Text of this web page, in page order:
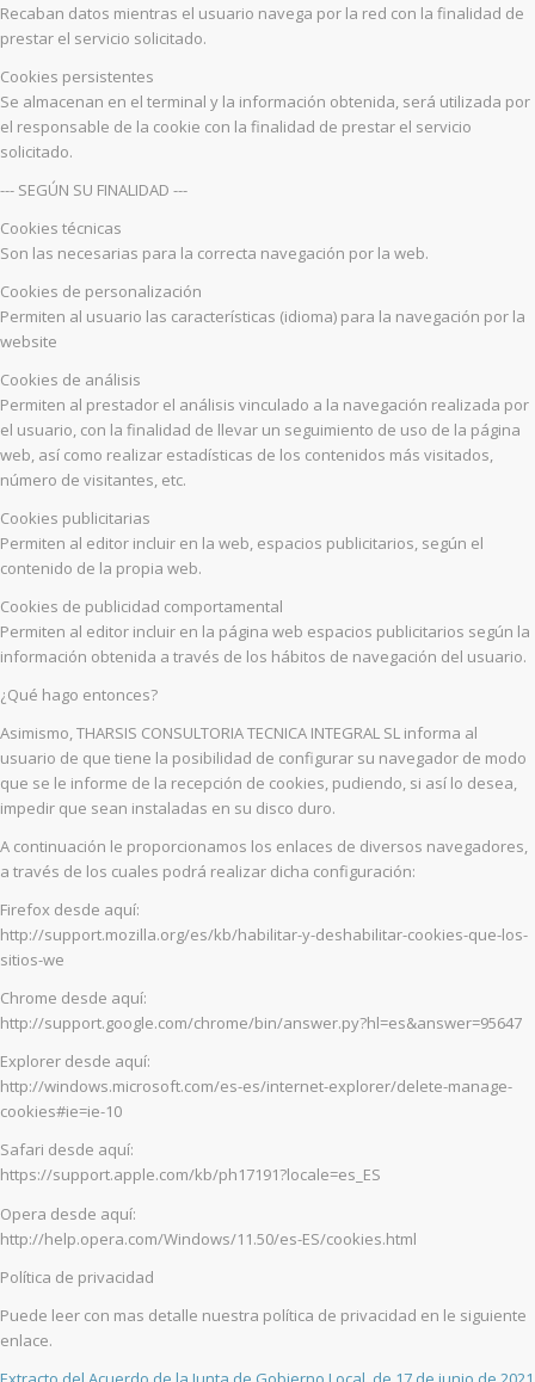
Recaban datos mientras el usuario navega por la red con la finalidad de
prestar el servicio solicitado.
Cookies persistentes
Se almacenan en el terminal y la información obtenida, será utilizada por
el responsable de la cookie con la finalidad de prestar el servicio
solicitado.
--- SEGÚN SU FINALIDAD ---
Cookies técnicas
Son las necesarias para la correcta navegación por la web.
Cookies de personalización
Permiten al usuario las características (idioma) para la navegación por la
website
Cookies de análisis
Permiten al prestador el análisis vinculado a la navegación realizada por
el usuario, con la finalidad de llevar un seguimiento de uso de la página
web, así como realizar estadísticas de los contenidos más visitados,
número de visitantes, etc.
Cookies publicitarias
Permiten al editor incluir en la web, espacios publicitarios, según el
contenido de la propia web.
Cookies de publicidad comportamental
Permiten al editor incluir en la página web espacios publicitarios según la
información obtenida a través de los hábitos de navegación del usuario.
¿Qué hago entonces?
Asimismo, THARSIS CONSULTORIA TECNICA INTEGRAL SL informa al
usuario de que tiene la posibilidad de configurar su navegador de modo
que se le informe de la recepción de cookies, pudiendo, si así lo desea,
impedir que sean instaladas en su disco duro.
A continuación le proporcionamos los enlaces de diversos navegadores,
a través de los cuales podrá realizar dicha configuración:
Firefox desde aquí:
http://support.mozilla.org/es/kb/habilitar-y-deshabilitar-cookies-que-los-
sitios-we
Chrome desde aquí:
http://support.google.com/chrome/bin/answer.py?hl=es&answer=95647
Explorer desde aquí:
http://windows.microsoft.com/es-es/internet-explorer/delete-manage-
cookies#ie=ie-10
Safari desde aquí:
https://support.apple.com/kb/ph17191?locale=es_ES
Opera desde aquí:
http://help.opera.com/Windows/11.50/es-ES/cookies.html
Política de privacidad
Puede leer con mas detalle nuestra política de privacidad en le siguiente
enlace.